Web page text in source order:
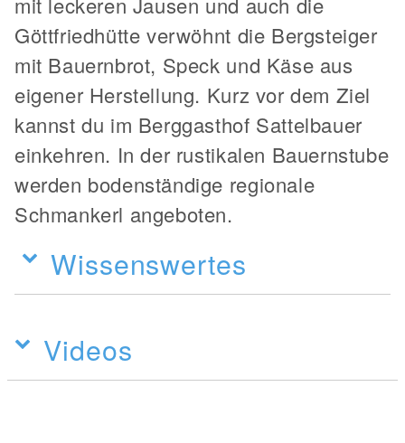
Göttfriedhütte verwöhnt die Bergsteiger
mit Bauernbrot, Speck und Käse aus
eigener Herstellung. Kurz vor dem Ziel
kannst du im Berggasthof Sattelbauer
einkehren. In der rustikalen Bauernstube
werden bodenständige regionale
Schmankerl angeboten.
Wissenswertes
Videos